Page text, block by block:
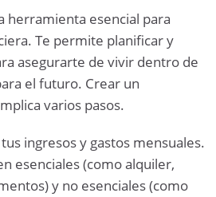
herramienta esencial para
Te permite planificar y
asegurarte de vivir dentro de
el futuro. Crear un
varios pasos.
ingresos y gastos mensuales.
esenciales (como alquiler,
y no esenciales (como